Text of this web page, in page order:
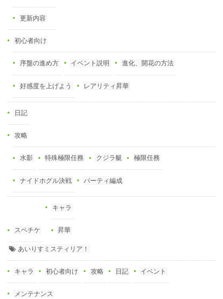
更新内容
初心者向け
序盤の進め方 イベント説明 進化、開花の方法
好感度を上げよう レアリティ昇華
日記
攻略
水影 特殊極限任務 クジラ艇 極限任務
ナイドホグル決戦 パーティ編成
スペチケ
キャラ
昇華
あいりすミスティリア！
キャラ 初心者向け 攻略 日記 イベント
メンテナンス